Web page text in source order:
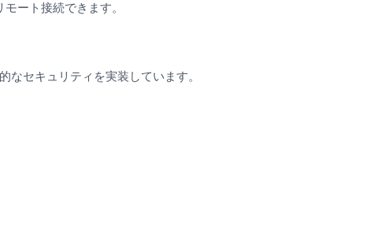
ート接続できます。
なセキュリティを実装しています。